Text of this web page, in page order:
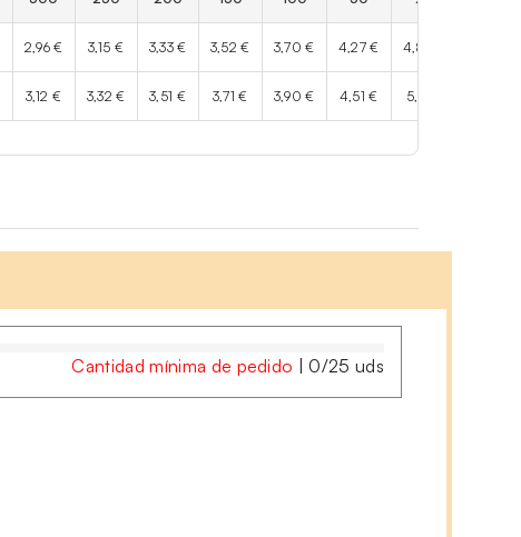
2,96 € 3,15 € 3,33 € 3,52 € 3,70 € 4,27 € 4,85 €
3,12 € 3,32 € 3,51 € 3,71 € 3,90 € 4,51 € 5,13 €
Cantidad mínima de pedido |0/25 uds